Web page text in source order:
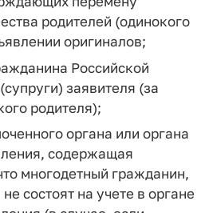
родителей (одинокого
оригиналов;
Российской
заявителя (за
родителя);
органа или органа
содержащая
многодетный гражданин,
состоят на учете в органе